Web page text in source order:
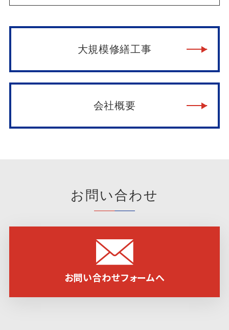
大規模修繕工事
会社概要
お問い合わせ
お問い合わせフォームへ